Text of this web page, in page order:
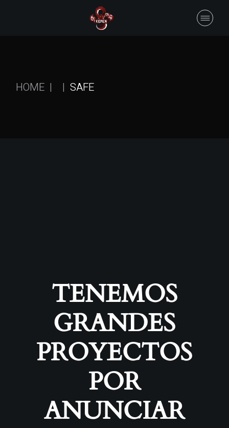
HOME SAFE
TENEMOS
GRANDES
PROYECTOS
POR
ANUNCIAR